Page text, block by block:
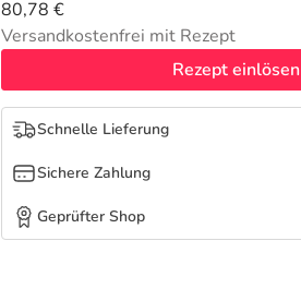
80,78 €
Versandkostenfrei mit Rezept
Rezept einlösen
Schnelle Lieferung
Sichere Zahlung
Geprüfter Shop